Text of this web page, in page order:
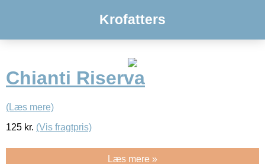
Krofatters
Chianti Riserva
(Læs mere)
125 kr. (Vis fragtpris)
Læs mere »